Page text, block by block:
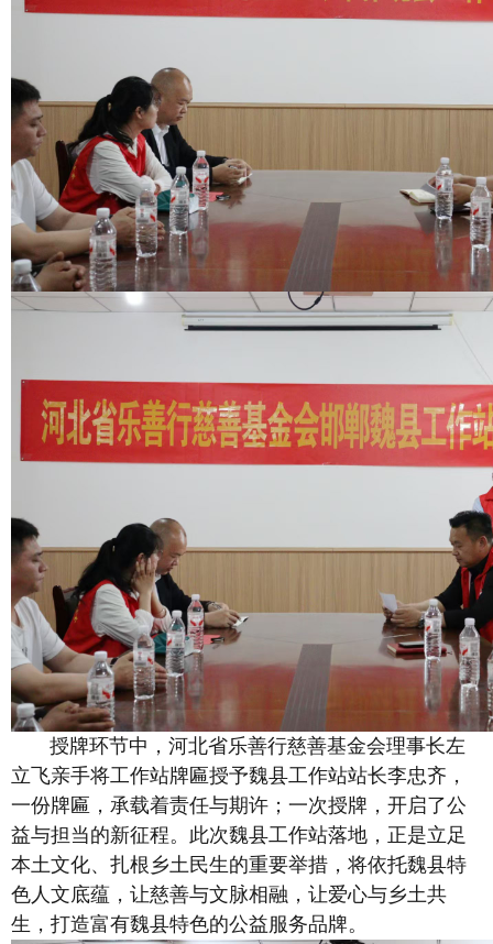
授牌环节中，河北省乐善行慈善基金会理事长左
立飞亲手将工作站牌匾授予魏县工作站站长李忠齐，
一份牌匾，承载着责任与期许；一次授牌，开启了公
益与担当的新征程。此次魏县工作站落地，正是立足
本土文化、扎根乡土民生的重要举措，将依托魏县特
色人文底蕴，让慈善与文脉相融，让爱心与乡土共
生，打造富有魏县特色的公益服务品牌。